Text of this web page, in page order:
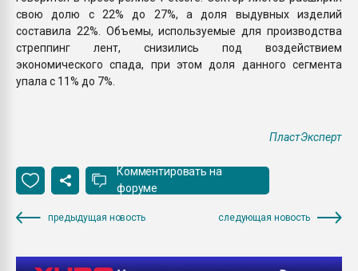
свою долю с 22% до 27%, а доля выдувных изделий
составила 22%. Объемы, используемые для производства
стреппинг лент, снизились под воздействием
экономического спада, при этом доля данного сегмента
упала с 11% до 7%.
ПластЭксперт
Комментировать на
форуме
предыдущая новость следующая новость